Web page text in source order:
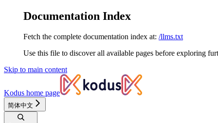
Documentation Index
Fetch the complete documentation index at: /llms.txt
Use this file to discover all available pages before exploring
Skip to main content
Kodus home page
简体中文